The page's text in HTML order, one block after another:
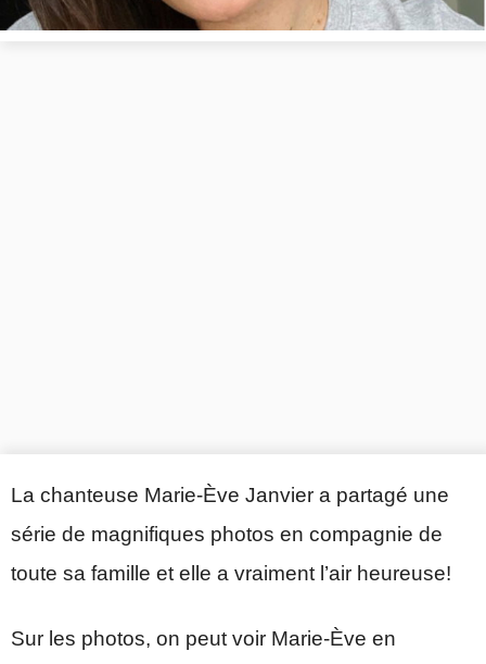
La chanteuse Marie-Ève Janvier a partagé une
série de magnifiques photos en compagnie de
toute sa famille et elle a vraiment l’air heureuse!
Sur les photos, on peut voir Marie-Ève en